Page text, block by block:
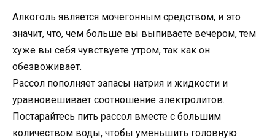
Алкоголь является мочегонным средством, и это
значит, что, чем больше вы выпиваете вечером, тем
хуже вы себя чувствуете утром, так как он
обезвоживает.
Рассол пополняет запасы натрия и жидкости и
уравновешивает соотношение электролитов.
Постарайтесь пить рассол вместе с большим
количеством воды, чтобы уменьшить головную